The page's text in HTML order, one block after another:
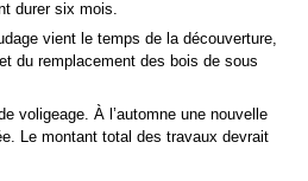
durer six mois.
vient le temps de la découverture,
du remplacement des bois de sous
voligeage. À l’automne une nouvelle
Le montant total des travaux devrait